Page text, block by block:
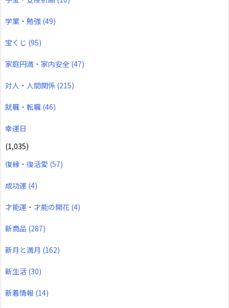
学業・勉強 (49)
宝くじ (95)
家庭円満・家内安全 (47)
対人・人間関係 (215)
就職・転職 (46)
幸運日
(1,035)
復縁・復活愛 (57)
成功運 (4)
才能運・才能の開花 (4)
新商品 (287)
新月と満月 (162)
新生活 (30)
新着情報 (14)